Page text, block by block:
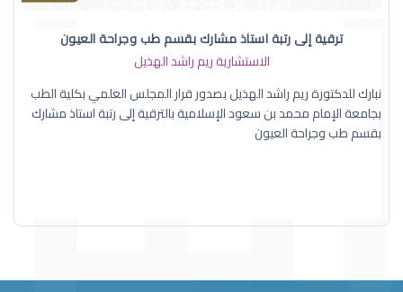
ترقية إلى رتبة استاذ مشارك بقسم طب وجراحة العيون
الاستشارية ريم راشد الهذيل
نبارك للدكتورة ريم راشد الهذيل بصدور قرار المجلس العلمي بكلية الطب
بجامعة الإمام محمد بن سعود الإسلامية بالترقية إلى رتبة استاذ مشارك
بقسم طب وجراحة العيون